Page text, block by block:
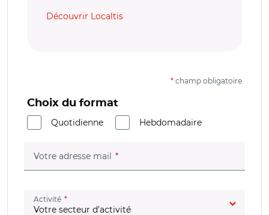
Découvrir Localtis
* champ obligatoire
Choix du format
Quotidienne
Hebdomadaire
Votre adresse mail (champ obligatoire)
Activité (champ obligatoire)